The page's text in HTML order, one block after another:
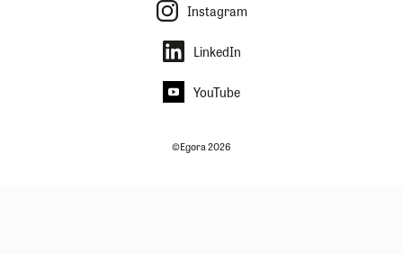
Instagram
LinkedIn
YouTube
©Egora 2026